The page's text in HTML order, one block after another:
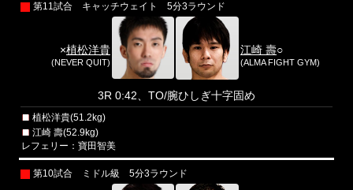
第11試合 キャッチウェイト 5分3ラウンド
×植松洋貴
(NEVER QUIT)
江崎 壽○
(ALMA FIGHT GYM)
3R 0:42、TO/腕ひしぎ十字固め
植松洋貴(51.2kg)
江崎 壽(52.9kg)
レフェリー：寶田智美
第10試合 ミドル級 5分3ラウンド